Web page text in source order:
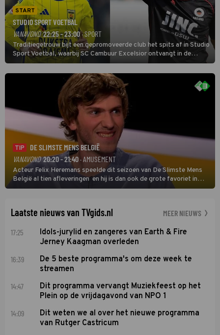
START
STUDIO SPORT VOETBAL
VANAVOND 22:25 - 23:00· SPORT
Traditiegetrouw bijt een gepromoveerde club het spits af in Studio
Sport Voetbal, waarbij SC Cambuur Excelsior ontvangt in de
eerste wedstrijd van het nieuwe Eredivisieseizoen. De nieuwe
oefenmeester is Johan Plat en hij wil aanvallend voetballen.
TIP
DE SLIMSTE MENS BELGIË
VANAVOND 20:20 - 21:40· AMUSEMENT
Acteur Felix Heremans speelde dit seizoen van De Slimste Mens
België al tien afleveringen en hij is dan ook de grote favoriet in
deze seizoensfinale. En er is Nederlandse inbreng, want komiek
Laatste nieuws van TVgids.nl MEER NIEUWS
17:25
Idols-jurylid en zangeres van Earth & Fire
Jerney Kaagman overleden
16:39
De 5 beste programma's om deze week te
streamen
14:47
Dit programma vervangt Muziekfeest op het
Plein op de vrijdagavond van NPO 1
14:09
Dit weten we al over het nieuwe programma
van Rutger Castricum